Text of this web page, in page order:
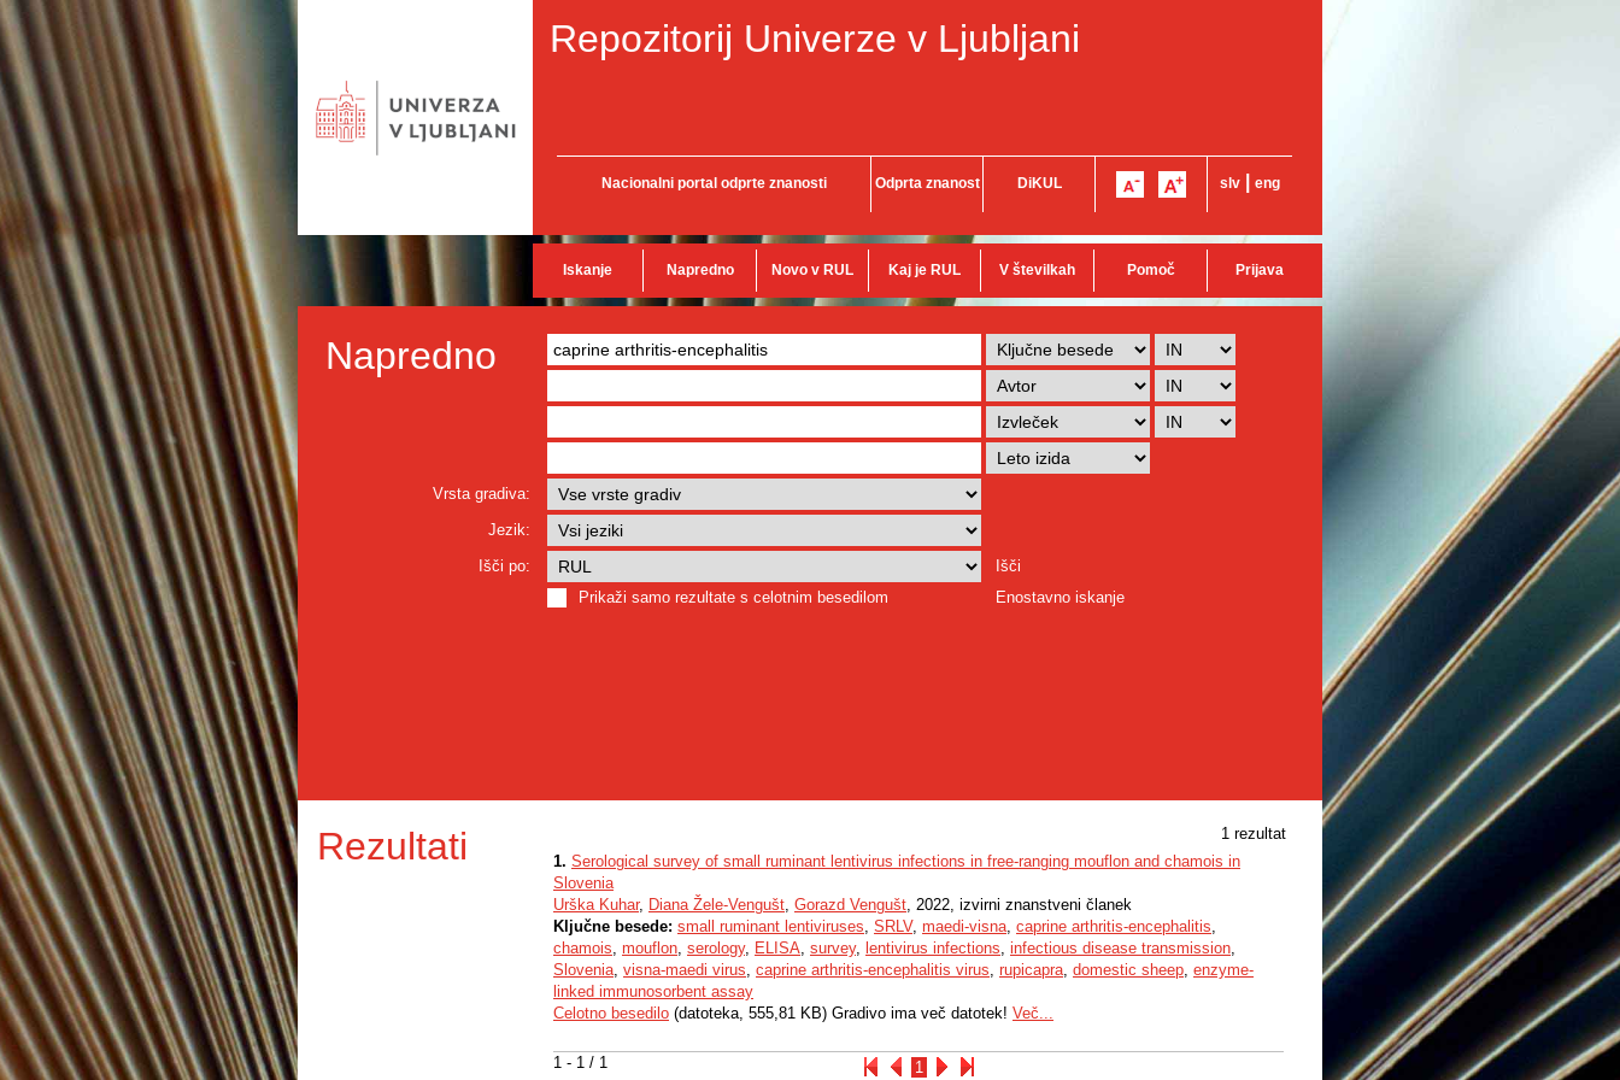
Repozitorij Univerze v Ljubljani
Nacionalni portal odprte znanosti Odprta znanost DiKUL slv eng
Iskanje Napredno Novo v RUL Kaj je RUL V številkah Pomoč Prijava
Napredno
Vrsta gradiva:
Jezik:
Išči po:
Išči
Prikaži samo rezultate s celotnim besedilom
Enostavno iskanje
Rezultati 1 rezultat
1 - 1 / 1 1
1. Serological survey of small ruminant lentivirus infections in free-ranging mouflon and chamois in
Slovenia
Urška Kuhar, Diana Žele-Vengušt, Gorazd Vengušt, 2022, izvirni znanstveni članek
Ključne besede: small ruminant lentiviruses, SRLV, maedi-visna, caprine arthritis-encephalitis,
chamois, mouflon, serology, ELISA, survey, lentivirus infections, infectious disease transmission,
Slovenia, visna-maedi virus, caprine arthritis-encephalitis virus, rupicapra, domestic sheep, enzyme-
linked immunosorbent assay
Celotno besedilo (datoteka, 555,81 KB) Gradivo ima več datotek! Več...